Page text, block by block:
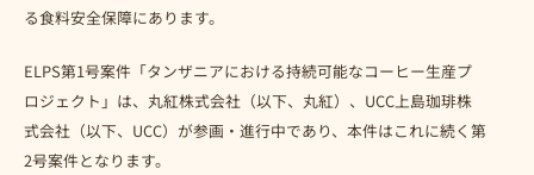
る食料安全保障にあります。
ELPS第1号案件「タンザニアにおける持続可能なコーヒー生産プ
ロジェクト」は、丸紅株式会社（以下、丸紅）、UCC上島珈琲株
式会社（以下、UCC）が参画・進行中であり、本件はこれに続く第
2号案件となります。